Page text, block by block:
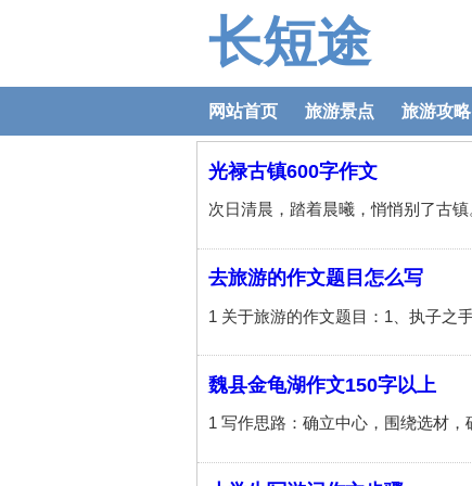
长短途
网站首页 旅游景点 旅游攻略
光禄古镇600字作文
去旅游的作文题目怎么写
魏县金龟湖作文150字以上